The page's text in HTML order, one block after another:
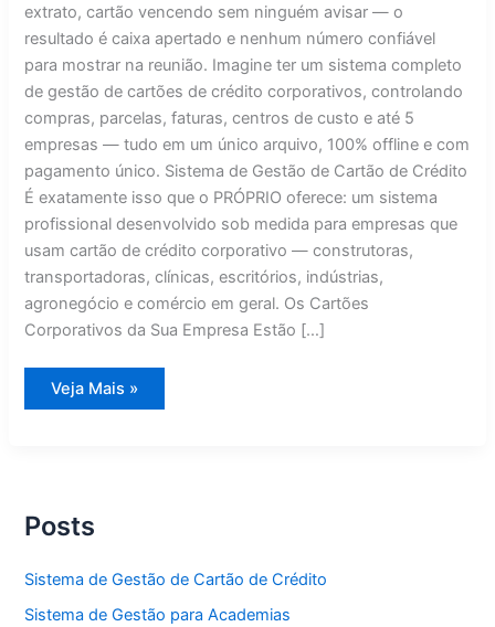
extrato, cartão vencendo sem ninguém avisar — o
resultado é caixa apertado e nenhum número confiável
para mostrar na reunião. Imagine ter um sistema completo
de gestão de cartões de crédito corporativos, controlando
compras, parcelas, faturas, centros de custo e até 5
empresas — tudo em um único arquivo, 100% offline e com
pagamento único. Sistema de Gestão de Cartão de Crédito
É exatamente isso que o PRÓPRIO oferece: um sistema
profissional desenvolvido sob medida para empresas que
usam cartão de crédito corporativo — construtoras,
transportadoras, clínicas, escritórios, indústrias,
agronegócio e comércio em geral. Os Cartões
Corporativos da Sua Empresa Estão […]
Sistema
de
Veja Mais »
Posts
Sistema de Gestão de Cartão de Crédito
Sistema de Gestão para Academias